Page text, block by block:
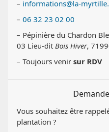
– informations@la-
– 06 32 23 02 00
– Pépinière du Chardon
03 Lieu-dit Bois Hiver,
– Toujours venir sur RDV
Vous souhaitez être
plantation ?